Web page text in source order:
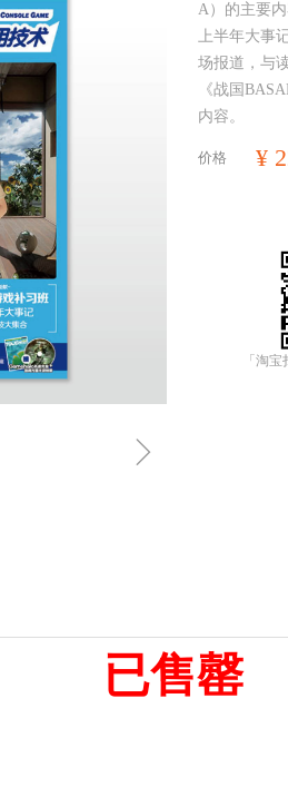
ꁇ
已售罄
价格 ¥
「淘
A）的主要
上半年大事
场报道，与
《战国
内容。